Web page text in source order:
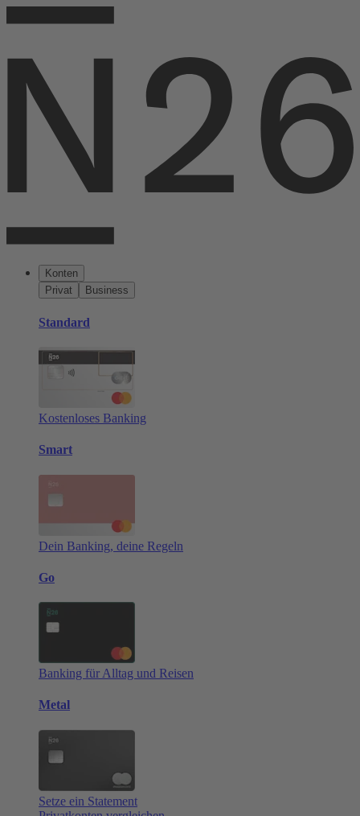
Konten
Privat
Business
Standard
Kostenloses Banking
Smart
Dein Banking, deine Regeln
Go
Banking für Alltag und Reisen
Metal
Setze ein Statement